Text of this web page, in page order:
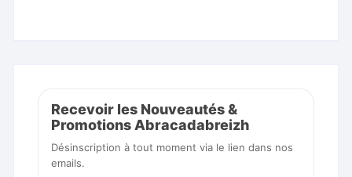
Recevoir les Nouveautés &
Promotions Abracadabreizh
Désinscription à tout moment via le lien dans nos
emails.